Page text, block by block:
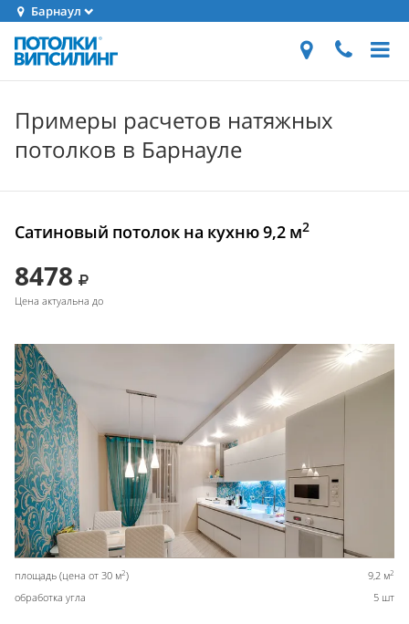
Барнаул
Примеры расчетов натяжных
потолков в Барнауле
Сатиновый потолок на кухню 9,2 м2
8478
Цена актуальна до
площадь (цена от 30 м2) 9,2 м2
обработка угла 5 шт